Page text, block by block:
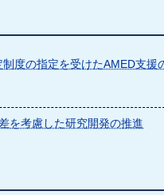
度の指定を受けたAMED支援
を考慮した研究開発の推進